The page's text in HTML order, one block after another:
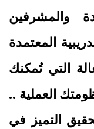
والمشرفين
المعتمدة
التي تُمكنك
العملية ..
التميز في